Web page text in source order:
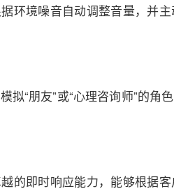
环境噪音自动调整音量，并
拟“朋友”或“心理咨询师”的
的即时响应能力，能够根据